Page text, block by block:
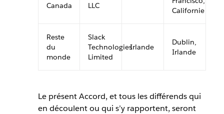
Canada LLC
Californie
Reste
du
monde
Slack
Technologies
Limited
Irlande
Dublin,
Irlande
Le présent Accord, et tous les différends qui
en découlent ou qui s’y rapportent, seront